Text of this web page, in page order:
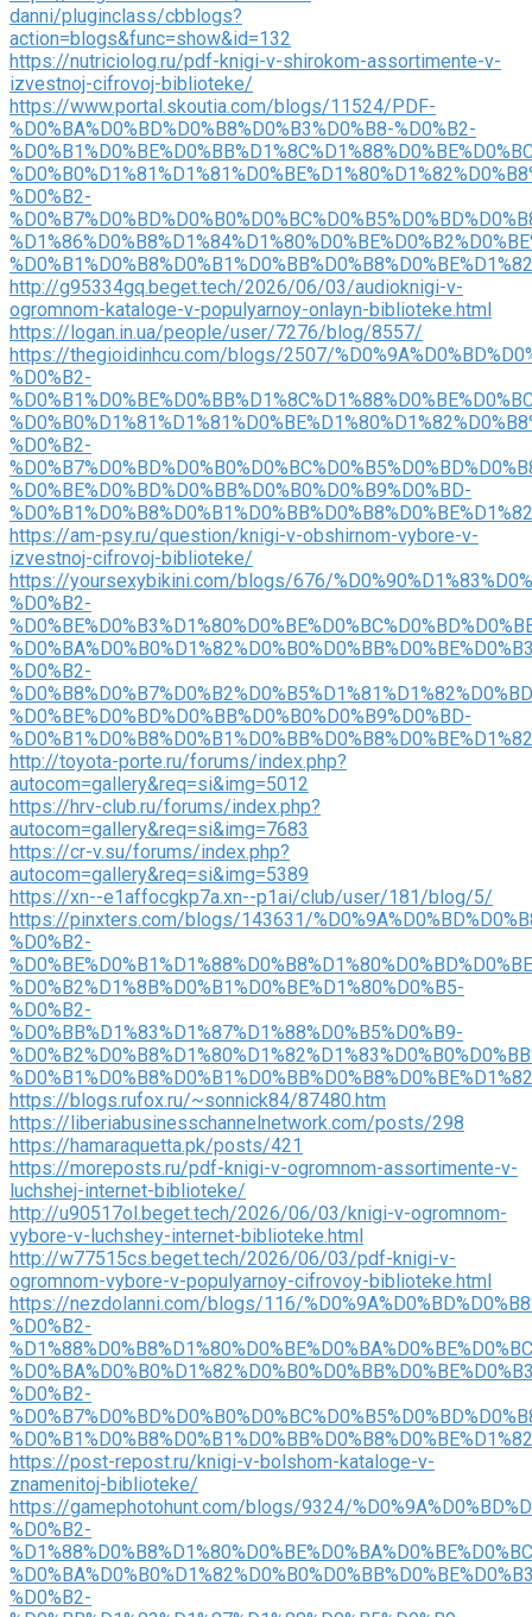
danni/pluginclass/cbblogs?
action=blogs&func=show&id=132
https://nutriciolog.ru/pdf-knigi-v-shirokom-assortimente-v-
izvestnoj-cifrovoj-biblioteke/
https://www.portal.skoutia.com/blogs/11524/PDF-
%D0%BA%D0%BD%D0%B8%D0%B3%D0%B8-%D0%B2-
%D0%B2-
http://g95334gq.beget.tech/2026/06/03/audioknigi-v-
ogromnom-kataloge-v-populyarnoy-onlayn-biblioteke.html
https://logan.in.ua/people/user/7276/blog/8557/
https://thegioidinhcu.com/blogs/2507/
%D0%B2-
%D0%B2-
%D0%BE%D0%BD%D0%BB%D0%B0%D0%B9%D0%BD-
https://am-psy.ru/question/knigi-v-obshirnom-vybore-v-
izvestnoj-cifrovoj-biblioteke/
https://yoursexybikini.com/blogs/676/
%D0%B2-
%D0%B2-
%D0%BE%D0%BD%D0%BB%D0%B0%D0%B9%D0%BD-
http://toyota-porte.ru/forums/index.php?
autocom=gallery&req=si&img=5012
https://hrv-club.ru/forums/index.php?
autocom=gallery&req=si&img=7683
https://cr-v.su/forums/index.php?
autocom=gallery&req=si&img=5389
https://xn--e1affocgkp7a.xn--p1ai/club/user/181/blog/5/
https://pinxters.com/blogs/143631/
%D0%B2-
%D0%B2%D1%8B%D0%B1%D0%BE%D1%80%D0%B5-
%D0%B2-
%D0%BB%D1%83%D1%87%D1%88%D0%B5%D0%B9-
https://blogs.rufox.ru/~sonnick84/87480.htm
https://liberiabusinesschannelnetwork.com/posts/298
https://hamaraquetta.pk/posts/421
https://moreposts.ru/pdf-knigi-v-ogromnom-assortimente-v-
luchshej-internet-biblioteke/
http://u90517ol.beget.tech/2026/06/03/knigi-v-ogromnom-
vybore-v-luchshey-internet-biblioteke.html
http://w77515cs.beget.tech/2026/06/03/pdf-knigi-v-
ogromnom-vybore-v-populyarnoy-cifrovoy-biblioteke.html
https://nezdolanni.com/blogs/116/
%D0%B2-
%D0%B2-
https://post-repost.ru/knigi-v-bolshom-kataloge-v-
znamenitoj-biblioteke/
https://gamephotohunt.com/blogs/9324/
%D0%B2-
%D0%B2-